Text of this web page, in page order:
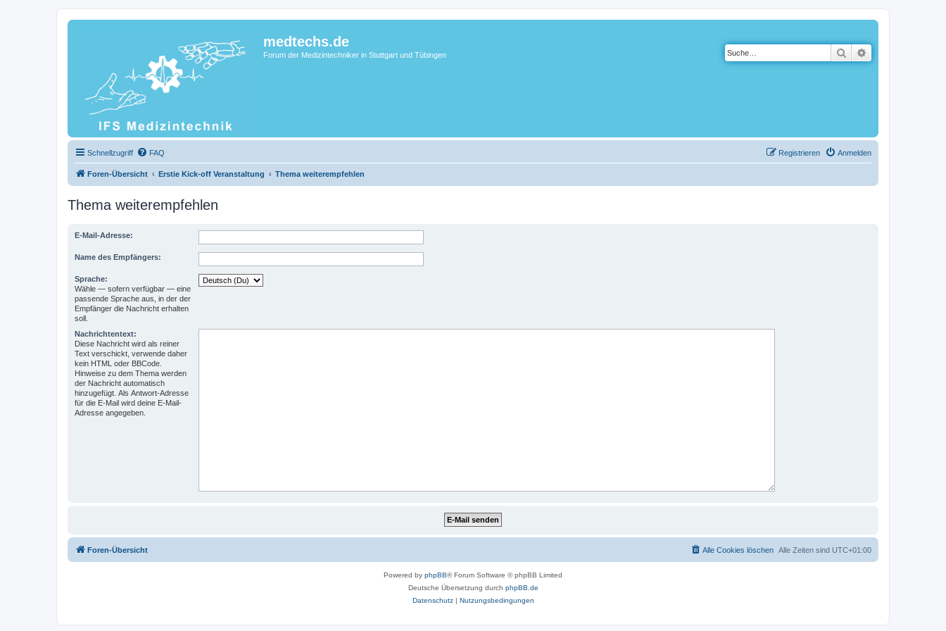
medtechs.de
Forum der Medizintechniker in Stuttgart und Tübingen Suche
Schnellzugriff FAQ Anmelden
Registrieren
Foren-Übersicht Erstie Kick-off Veranstaltung Thema weiterempfehlen
Thema weiterempfehlen
E-Mail-Adresse:
Name des Empfängers:
Sprache:
Wähle — sofern verfügbar — eine
passende Sprache aus, in der der
Empfänger die Nachricht erhalten
soll.
Nachrichtentext:
Diese Nachricht wird als reiner
Text verschickt, verwende daher
kein HTML oder BBCode.
Hinweise zu dem Thema werden
der Nachricht automatisch
hinzugefügt. Als Antwort-Adresse
für die E-Mail wird deine E-Mail-
Adresse angegeben.
Foren-Übersicht Alle Zeiten sind UTC+01:00
Alle Cookies löschen
Powered by phpBB® Forum Software © phpBB Limited
Deutsche Übersetzung durch phpBB.de
Datenschutz| Nutzungsbedingungen